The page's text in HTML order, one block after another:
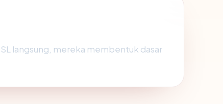
langsung, mereka membentuk dasar